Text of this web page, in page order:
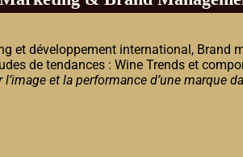
et développement international, Brand
de tendances : Wine Trends et
et la performance d’une marque